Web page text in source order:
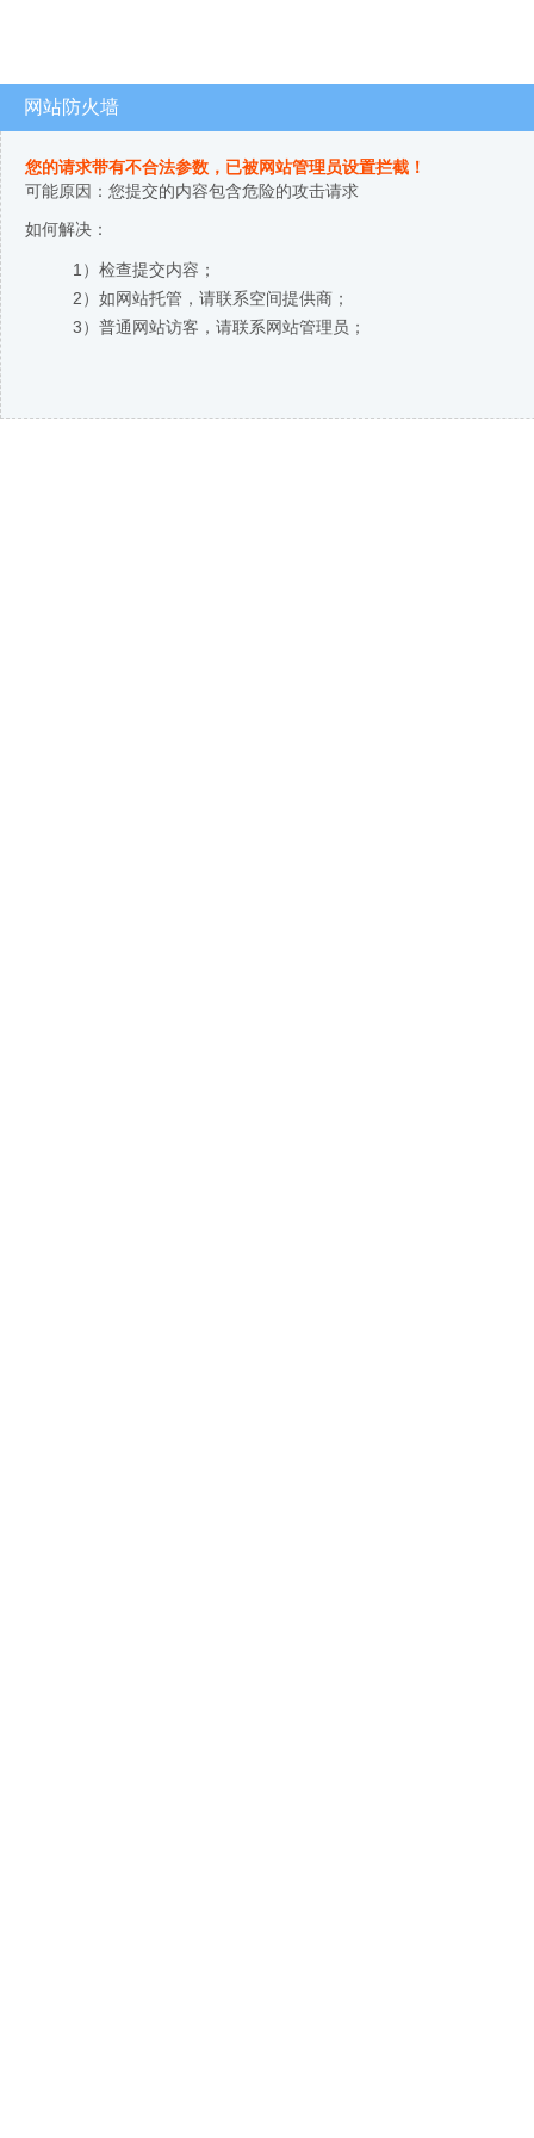
网站防火墙
您的请求带有不合法参数，已被网站管理员设置拦截！
可能原因：您提交的内容包含危险的攻击请求
如何解决：
1）检查提交内容；
2）如网站托管，请联系空间提供商；
3）普通网站访客，请联系网站管理员；